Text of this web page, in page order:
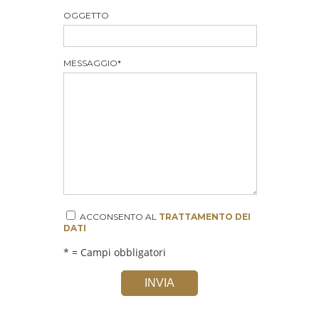
OGGETTO
MESSAGGIO*
ACCONSENTO AL TRATTAMENTO DEI
DATI
* = Campi obbligatori
INVIA